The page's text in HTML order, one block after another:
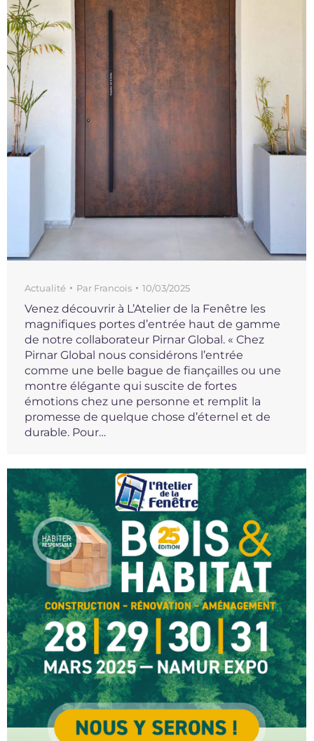
Actualité Par Francois 10/03/2025
Venez découvrir à L’Atelier de la Fenêtre les
magnifiques portes d’entrée haut de gamme
de notre collaborateur Pirnar Global. « Chez
Pirnar Global nous considérons l’entrée
comme une belle bague de fiançailles ou une
montre élégante qui suscite de fortes
émotions chez une personne et remplit la
promesse de quelque chose d’éternel et de
durable. Pour…